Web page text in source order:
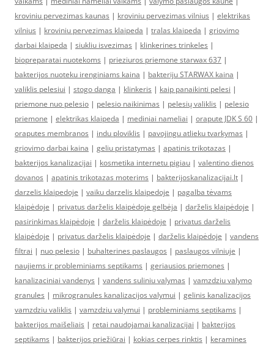
kroviniu pervezimas kaunas | kroviniu pervezimas vilnius | elektrikas
vilnius | kroviniu pervezimas klaipeda | tralas klaipeda | griovimo
darbai klaipeda | siukliu isvezimas | klinkerines trinkeles |
biopreparatai nuotekoms | prieziuros priemone starwax 637 |
bakterijos nuoteku irenginiams kaina | bakteriju STARWAX kaina |
valiklis pelesiui | stogo danga | klinkeris | kaip panaikinti pelesi |
priemone nuo pelesio | pelesio naikinimas | pelesių valiklis | pelesio
priemone | elektrikas klaipeda | mediniai nameliai | orapute JDK S 60 |
oraputes membranos | indu ploviklis | pavojingu atlieku tvarkymas |
griovimo darbai kaina | geliu pristatymas | apatinis trikotazas |
bakterijos kanalizacijai | kosmetika internetu pigiau | valentino dienos
dovanos | apatinis trikotazas moterims | bakterijoskanalizacijai.lt |
darzelis klaipedoje | vaiku darzelis klaipedoje | pagalba tėvams
klaipėdoje | privatus darželis klaipėdoje gelbėja | darželis klaipėdoje |
pasirinkimas klaipėdoje | darželis klaipėdoje | privatus darželis
klaipėdoje | privatus darželis klaipėdoje | darželis klaipėdoje | vandens
filtrai | nuo pelesio | buhalterines paslaugos | paslaugos vilniuje |
naujiems ir probleminiams septikams | geriausios priemones |
kanalizaciniai vandenys | vandens suliniu valymas | vamzdziu valymo
granules | mikrogranules kanalizacijos valymui | gelinis kanalizacijos
vamzdziu valiklis | vamzdziu valymui | probleminiams septikams |
bakterijos maišeliais | retai naudojamai kanalizacijai | bakterijos
septikams | bakterijos priežiūrai | kokias cerpes rinktis | keramines